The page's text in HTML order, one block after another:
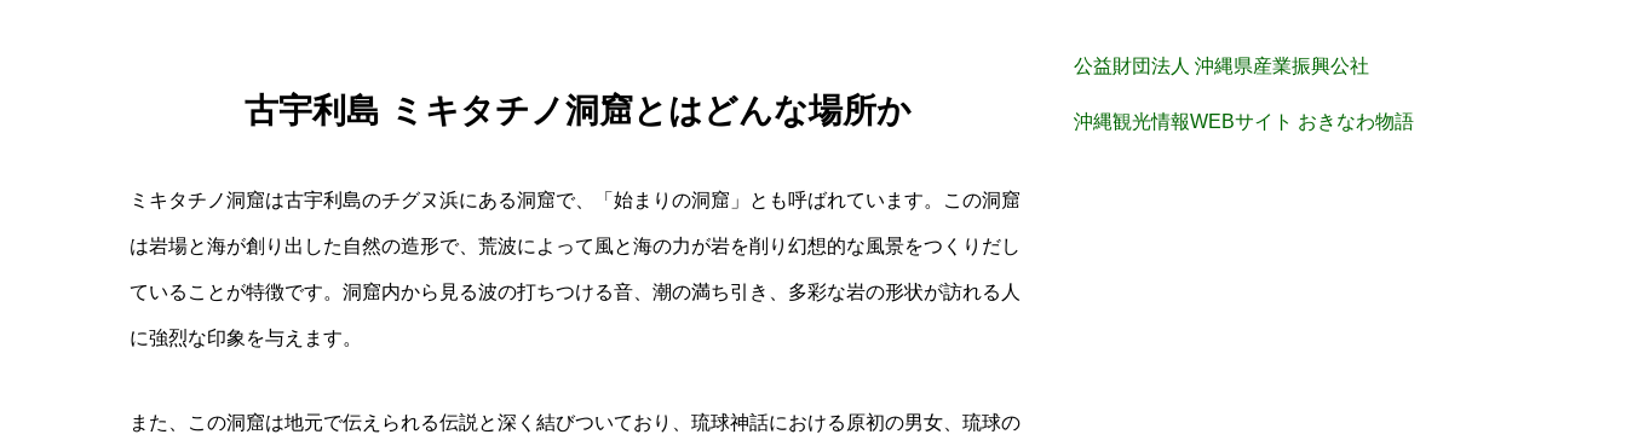
古宇利島 ミキタチノ洞窟とはどんな場所か
ミキタチノ洞窟は古宇利島のチグヌ浜にある洞窟で、「始まりの洞窟」とも呼ばれています。この洞窟
は岩場と海が創り出した自然の造形で、荒波によって風と海の力が岩を削り幻想的な風景をつくりだし
ていることが特徴です。洞窟内から見る波の打ちつける音、潮の満ち引き、多彩な岩の形状が訪れる人
に強烈な印象を与えます。
また、この洞窟は地元で伝えられる伝説と深く結びついており、琉球神話における原初の男女、琉球の
公益財団法人 沖縄県産業振興公社
沖縄観光情報WEBサイト おきなわ物語